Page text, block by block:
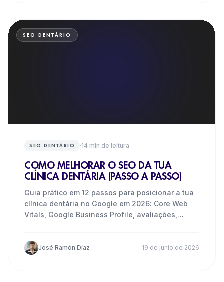
SEO DENTÁRIO
SEO DENTÁRIO ·14 min de leitura
COMO MELHORAR O SEO DA TUA
CLÍNICA DENTÁRIA (PASSO A PASSO)
Guia prático em 12 passos para posicionar a tua
clínica dentária no Google em 2026: Core Web
Vitals, Google Business Profile, avaliações,
José Ramón Díaz 19 de junio de 2026